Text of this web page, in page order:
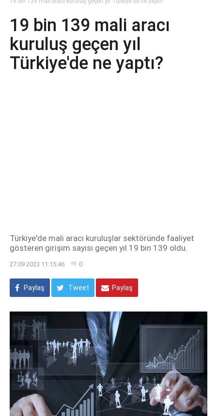
19 bin 139 mali aracı
kuruluş geçen yıl
Türkiye'de ne yaptı?
Türkiye'de mali aracı kuruluşlar sektöründe faaliyet
gösteren girişim sayısı geçen yıl 19 bin 139 oldu.
27.09.2023 11:15:46 0
Paylaş Tweet Paylaş